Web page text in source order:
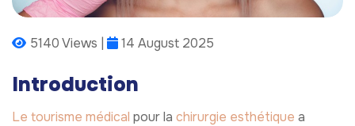
5140 Views | 14 August 2025
Introduction
Le tourisme médical pour la chirurgie esthétique a